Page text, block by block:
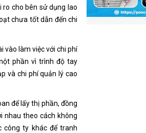
ro cho bên sử dụng lao
chưa tốt dẫn đến chi
vào làm việc với chi phí
phần vì trình độ tay
và chi phí quản lý cao
để lấy thị phần, đồng
nhau theo cách không
công ty khác để tranh